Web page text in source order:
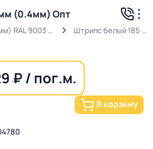
(0.4мм) Опт
Штрипс белый (0,4мм) RAL 9003 ГОСТ в защитной пленке Штрипс белый 185 мм (0.4мм) Опт
₽ / пог.м.
В корзину